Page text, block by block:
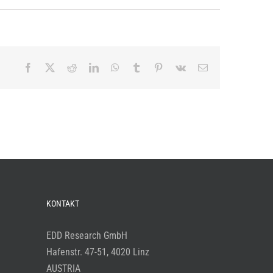
Facebook RedditLinkedInWhatsApp
Tumblr Pinterest
Vk
E-
KONTAKT
EDD Research GmbH
Hafenstr. 47-51, 4020 Linz
AUSTRIA